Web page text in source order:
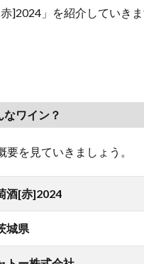
]2024」を紹介していきま
なワイン？
を見ていきましょう。
酒[赤]2024
城県